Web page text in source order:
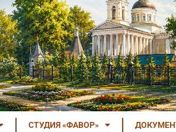
СТУДИЯ «ФАВОР»